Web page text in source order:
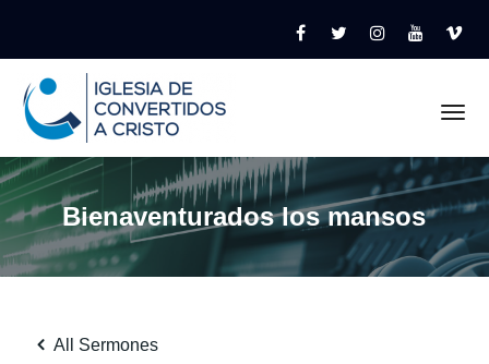
Bienaventurados los mansos
All Sermones